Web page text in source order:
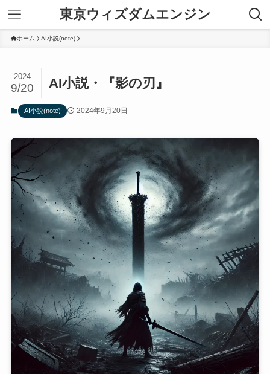
東京ウィズダムエンジン
ホーム AI小説(note)
AI小説・『影の刃』
2024
9/20
AI小説(note) 2024年9月20日